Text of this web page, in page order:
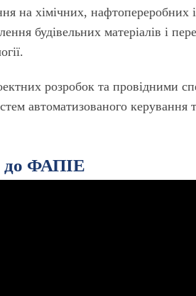
на хімічних,
будівельних матеріалів і
розробок та провiдними
автоматизованого керування
до ФАПІЕ